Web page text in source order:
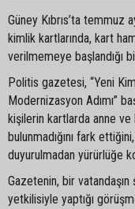
Güney Kıbrıs’ta temmuz
kimlik kartlarında, kart
verilmemeye başlandığı
Politis gazetesi, “Yeni
Modernizasyon Adımı”
kişilerin kartlarda anne
bulunmadığını fark
duyurulmadan yürürlüğe
Gazetenin, bir
yetkilisiyle yaptığı